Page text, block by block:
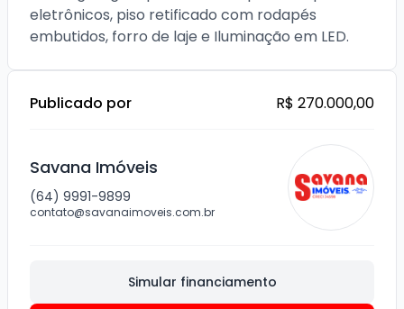
eletrônicos, piso retificado com rodapés
embutidos, forro de laje e Iluminação em LED.
Publicado por R$ 270.000,00
Savana Imóveis
(64) 9991-9899
contato@savanaimoveis.com.br
Simular financiamento